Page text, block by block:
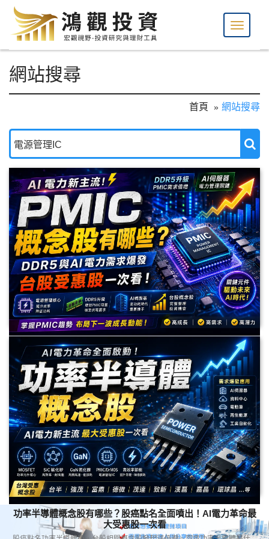
網站搜尋
首頁 網站搜尋
PMIC概念股有哪些？DDR5與AI電力需求爆發，台股受惠股一
次看
PMIC（電源管理IC）雖然不像GPU、CPO般熱門，卻是AI伺服器、DDR5記
憶體與資料中心不可或缺的關鍵元件。本文整理PMIC產業趨勢、DDR5帶來
的新需求，以及最值得關注的台股PMIC概念股與未來展望。
功率半導體概念股有哪些？股癌點名全面噴出！AI電力革命最
大受惠股一次看